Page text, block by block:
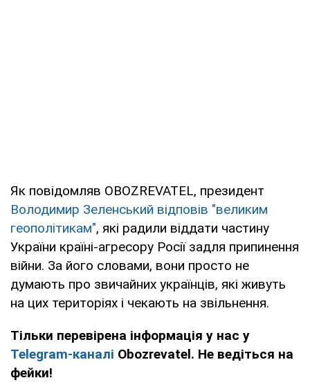
Як повідомляв OBOZREVATEL, президент
Володимир Зеленський відповів "великим
геополітикам", які радили віддати частину
України країні-агресору Росії задля припинення
війни. За його словами, вони просто не
думають про звичайних українців, які живуть
на цих територіях і чекають на звільнення.
Тільки перевірена інформація у нас у
Telegram-каналі Obozrevatel. Не ведіться на
фейки!